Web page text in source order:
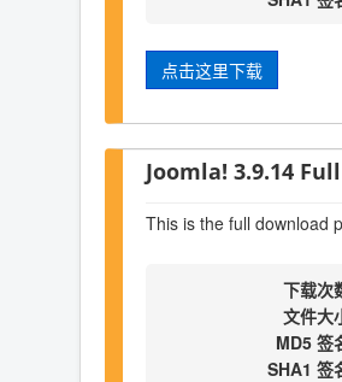
点击这里下载
Joomla! 3.9.14
This is the full download
下载次
文件大
MD5 签
SHA1 签